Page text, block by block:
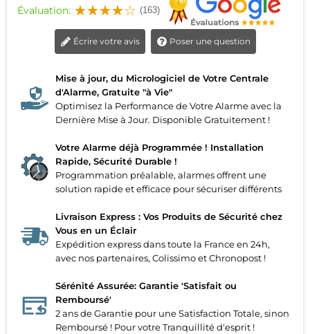
Évaluation: (163)
Écrire votre avis Poser une question
Mise à jour, du Micrologiciel de Votre Centrale
d'Alarme, Gratuite "à Vie"
Optimisez la Performance de Votre Alarme avec la
Dernière Mise à Jour. Disponible Gratuitement !
Votre Alarme déjà Programmée ! Installation
Rapide, Sécurité Durable !
Programmation préalable, alarmes offrent une
solution rapide et efficace pour sécuriser différents
Livraison Express : Vos Produits de Sécurité chez
Vous en un Éclair
Expédition express dans toute la France en 24h,
avec nos partenaires, Colissimo et Chronopost !
Sérénité Assurée: Garantie 'Satisfait ou
Remboursé'
2 ans de Garantie pour une Satisfaction Totale, sinon
Remboursé ! Pour votre Tranquillité d'esprit !